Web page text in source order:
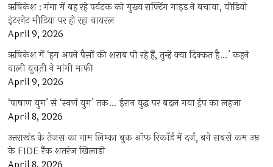
ऋषिकेश : गंगा में बह रहे पर्यटक को मुख्य राफ्टिंग गाइड ने बचाया, वीडियो
इंटरनेट मीडिया पर हो रहा वायरल
April 9, 2026
ऋषिकेश में ‘हम अपने पैसों की शराब पी रहे हैं, तुम्हें क्या दिक्कत है…’ कहने
वाली युवती ने मांगी माफी
April 9, 2026
‘पाषाण युग’ से ‘स्वर्ण युग’ तक… ईरान युद्ध पर बदल गया ट्रंप का लहजा
April 8, 2026
उत्तराखंड के तेजस का नाम लिम्का बुक ऑफ रिकॉर्ड में दर्ज, बने सबसे कम उम्र
के FIDE रैंक शतरंज खिलाड़ी